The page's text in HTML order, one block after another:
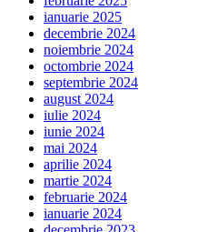
ianuarie 2025
decembrie 2024
noiembrie 2024
octombrie 2024
septembrie 2024
august 2024
iulie 2024
iunie 2024
mai 2024
aprilie 2024
martie 2024
februarie 2024
ianuarie 2024